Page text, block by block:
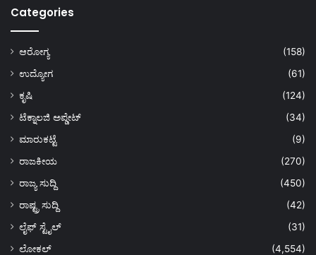
Categories
ಆರೋಗ್ಯ
(158)
ಉದ್ಯೋಗ
(61)
ಕೃಷಿ
(124)
ಟೆಕ್ನಾಲಜಿ ಅಪ್ಡೇಟ್
(34)
ಮಾರುಕಟ್ಟೆ
(9)
ರಾಜಕೀಯ
(270)
ರಾಜ್ಯ ಸುದ್ದಿ
(450)
ರಾಷ್ಟ್ರ ಸುದ್ದಿ
(42)
ಲೈಫ್ ಸ್ಟೈಲ್
(31)
ಲೋಕಲ್
(4,554)